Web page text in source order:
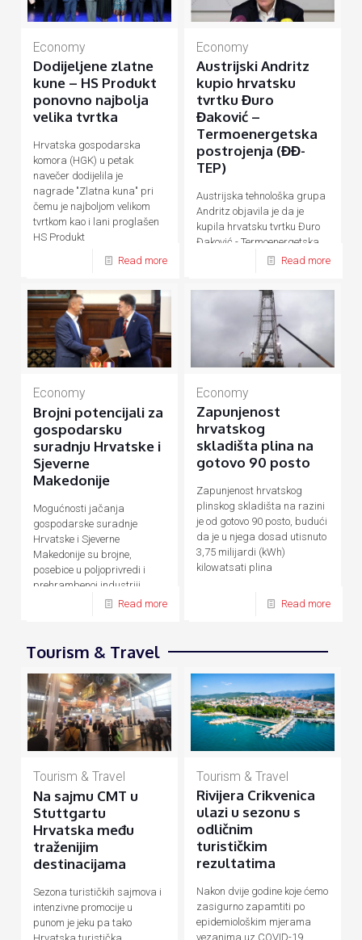
Economy
Dodijeljene zlatne
kune – HS Produkt
ponovno najbolja
velika tvrtka
Hrvatska gospodarska
komora (HGK) u petak
navečer dodijelila je
nagrade "Zlatna kuna" pri
čemu je najboljom velikom
tvrtkom kao i lani proglašen
HS Produkt
Read more
Economy
Austrijski Andritz
kupio hrvatsku
tvrtku Đuro
Đaković –
Termoenergetska
postrojenja (ĐĐ-
TEP)
Austrijska tehnološka grupa
Andritz objavila je da je
kupila hrvatsku tvrtku Đuro
Đaković - Termoenergetska
postrojenja (ĐĐ-TEP)Read more
Economy
Brojni potencijali za
gospodarsku
suradnju Hrvatske i
Sjeverne
Makedonije
Mogućnosti jačanja
gospodarske suradnje
Hrvatske i Sjeverne
Makedonije su brojne,
posebice u poljoprivredi i
prehrambenoj industriji,
energetici, prometu, turizmu
Read more
Economy
Zapunjenost
hrvatskog
skladišta plina na
gotovo 90 posto
Zapunjenost hrvatskog
plinskog skladišta na razini
je od gotovo 90 posto, budući
da je u njega dosad utisnuto
3,75 milijardi (kWh)
kilowatsati plina
Read more
Tourism & Travel
Tourism & Travel
Na sajmu CMT u
Stuttgartu
Hrvatska među
traženijim
destinacijama
Sezona turističkih sajmova i
intenzivne promocije u
punom je jeku pa tako
Tourism & Travel
Rivijera Crikvenica
ulazi u sezonu s
odličnim
turističkim
rezultatima
Nakon dvije godine koje ćemo
zasigurno zapamtiti po
epidemiološkim mjerama
vezanima uz COVID-19